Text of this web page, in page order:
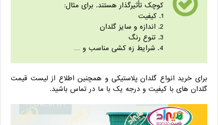
کوچک تأثیرگذار هستند. برای مثال:
1. کیفیت
2. اندازه و سایز گلدان
3. تنوع رنگ
4. شرایط زه کشی مناسب و …
برای خرید انواع گلدان پلاستیکی و همچنین اطلاع از لیست قیمت
گلدان های با کیفیت و درجه یک با ما در تماس باشید.